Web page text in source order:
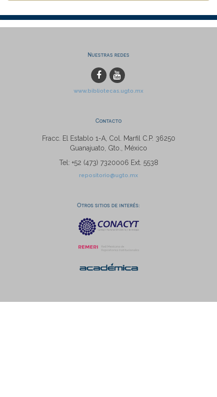
Nuestras redes
www.bibliotecas.ugto.mx
Contacto
Fracc. El Establo 1-A, Col. Marfil C.P. 36250
Guanajuato, Gto., México
Tel: +52 (473) 7320006 Ext. 5538
repositorio@ugto.mx
Otros sitios de interés: